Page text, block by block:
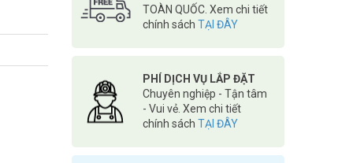
TOÀN QUỐC. Xem chi tiết
chính sách TẠI ĐÂY
PHÍ DỊCH VỤ LẮP ĐẶT
Chuyên nghiệp - Tận tâm
- Vui vẻ. Xem chi tiết
chính sách TẠI ĐÂY